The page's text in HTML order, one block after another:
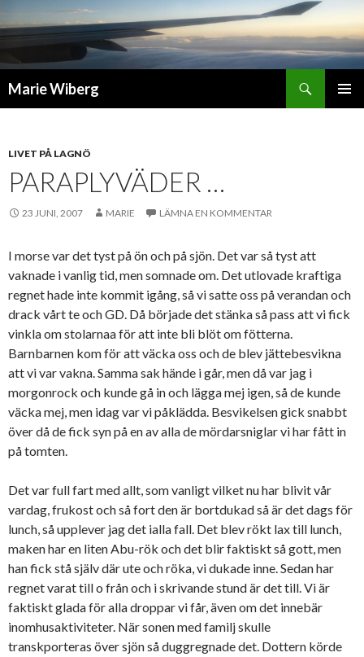
Marie Wiberg
LIVET PÅ LAGNÖ
PARAPLYVÄDER …
23 JUNI, 2007 MARIE LÄMNA EN KOMMENTAR
I morse var det tyst på ön och på sjön. Det var så tyst att
vaknade i vanlig tid, men somnade om. Det utlovade kraftiga
regnet hade inte kommit igång, så vi satte oss på verandan och
drack vårt te och GD. Då började det stänka så pass att vi fick
vinkla om stolarnaa för att inte bli blöt om fötterna.
Barnbarnen kom för att väcka oss och de blev jättebesvikna
att vi var vakna. Samma sak hände i går, men då var jag i
morgonrock och kunde gå in och lägga mej igen, så de kunde
väcka mej, men idag var vi påklädda. Besvikelsen gick snabbt
över då de fick syn på en av alla de mördarsniglar vi har fått in
på tomten.
Det var full fart med allt, som vanligt vilket nu har blivit vår
vardag, frukost och så fort den är bortdukad så är det dags för
lunch, så upplever jag det ialla fall. Det blev rökt lax till lunch,
maken har en liten Abu-rök och det blir faktiskt så gott, men
han fick stå själv där ute och röka, vi dukade inne. Sedan har
regnet varat till o från och i skrivande stund är det till. Vi är
faktiskt glada för alla droppar vi får, även om det innebär
inomhusaktiviteter. När sonen med familj skulle
transkporteras över sjön så duggregnade det. Dottern körde